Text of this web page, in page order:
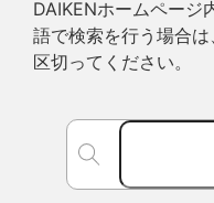
DAIKENホームページ
語で検索を行う場合
区切ってください。